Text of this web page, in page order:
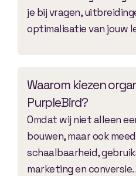
je bij vragen,
optimalisatie van jouw
Waarom kiezen
PurpleBird?
Omdat wij niet alleen
bouwen, maar ook
schaalbaarheid,
marketing en